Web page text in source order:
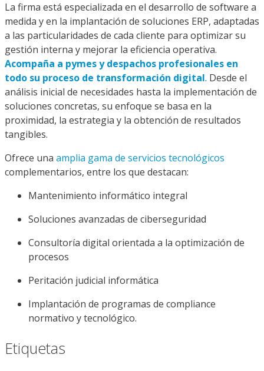
La firma está especializada en el desarrollo de software a
medida y en la implantación de soluciones ERP, adaptadas
a las particularidades de cada cliente para optimizar su
gestión interna y mejorar la eficiencia operativa.
Acompaña a pymes y despachos profesionales en
todo su proceso de transformación digital. Desde el
análisis inicial de necesidades hasta la implementación de
soluciones concretas, su enfoque se basa en la
proximidad, la estrategia y la obtención de resultados
tangibles.
Ofrece una amplia gama de servicios tecnológicos
complementarios, entre los que destacan:
Mantenimiento informático integral
Soluciones avanzadas de ciberseguridad
Consultoría digital orientada a la optimización de
procesos
Peritación judicial informática
Implantación de programas de compliance
normativo y tecnológico.
Etiquetas